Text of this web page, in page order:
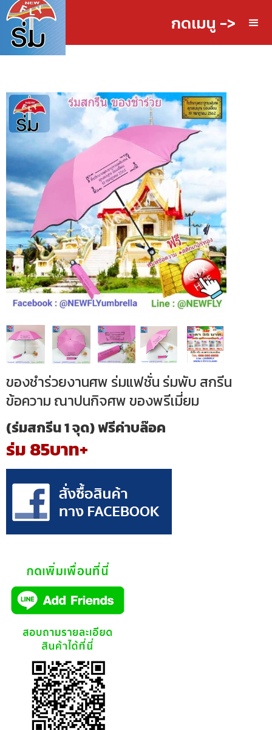
กดเมนู ->
ของชำร่วยงานศพ ร่มแฟชั่น ร่มพับ สกรีน
ข้อความ ณาปนกิจศพ ของพรีเมี่ยม
(ร่มสกรีน 1 จุด) ฟรีค่าบล๊อค
ร่ม 85บาท+